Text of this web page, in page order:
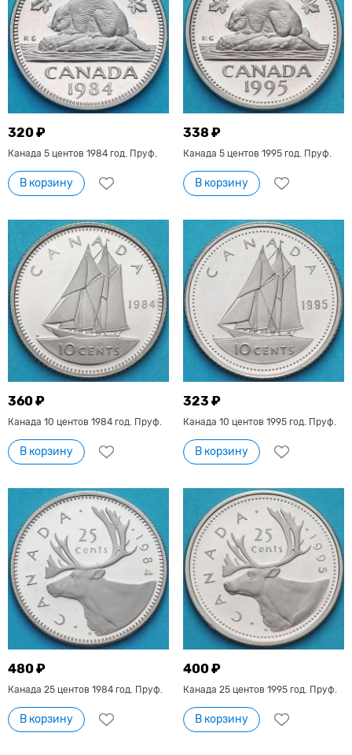
320 ₽
Канада 5 центов 1984 год. Пруф.
В корзину
338 ₽
Канада 5 центов 1995 год. Пруф.
В корзину
360 ₽
Канада 10 центов 1984 год. Пруф.
В корзину
323 ₽
Канада 10 центов 1995 год. Пруф.
В корзину
480 ₽
Канада 25 центов 1984 год. Пруф.
В корзину
400 ₽
Канада 25 центов 1995 год. Пруф.
В корзину